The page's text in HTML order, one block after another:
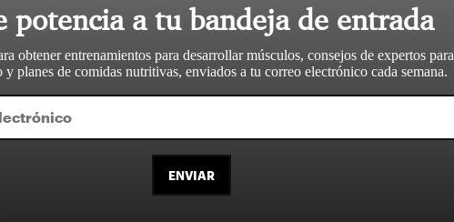
potencia a tu bandeja de entrada
obtener entrenamientos para desarrollar músculos, consejos de expertos para
y planes de comidas nutritivas, enviados a tu correo electrónico cada semana.
ENVIAR